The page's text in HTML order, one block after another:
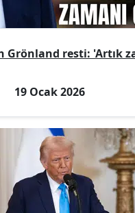
Grönland resti: 'Artık
19 Ocak 2026